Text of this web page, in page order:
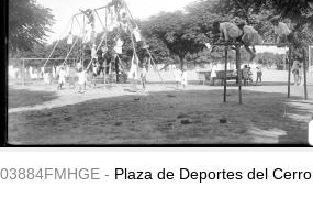
03884FMHGE - Plaza de Deportes del Cerro.